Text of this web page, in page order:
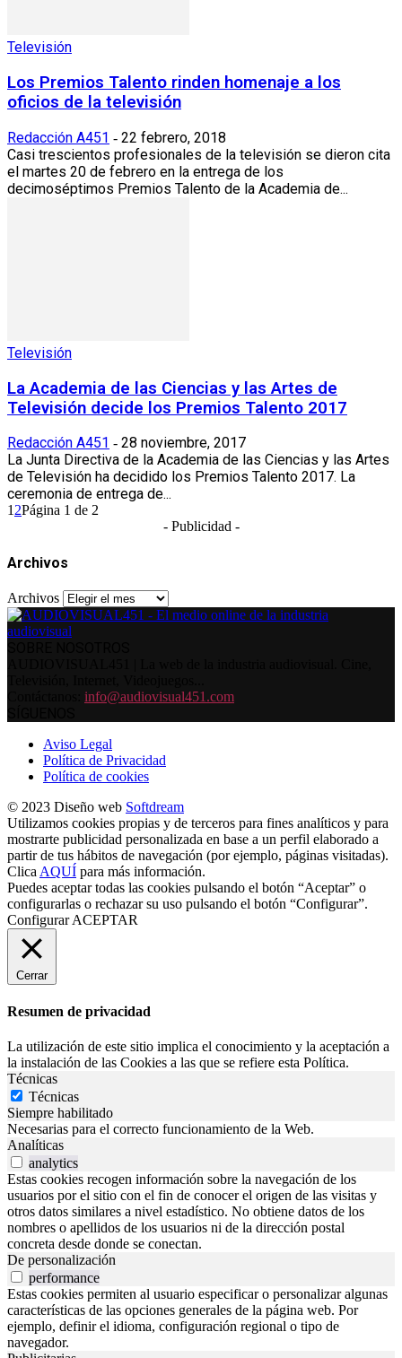
Televisión
Los Premios Talento rinden homenaje a los
oficios de la televisión
Redacción A451 - 22 febrero, 2018
Casi trescientos profesionales de la televisión se dieron cita
el martes 20 de febrero en la entrega de los
decimoséptimos Premios Talento de la Academia de...
Televisión
La Academia de las Ciencias y las Artes de
Televisión decide los Premios Talento 2017
Redacción A451 - 28 noviembre, 2017
La Junta Directiva de la Academia de las Ciencias y las Artes
de Televisión ha decidido los Premios Talento 2017. La
ceremonia de entrega de...
1 2Página 1 de 2
- Publicidad -
Archivos
Archivos
info@audiovisual451.com
Aviso Legal
Política de Privacidad
Política de cookies
© 2023 Diseño web Softdream
Utilizamos cookies propias y de terceros para fines analíticos y para
mostrarte publicidad personalizada en base a un perfil elaborado a
partir de tus hábitos de navegación (por ejemplo, páginas visitadas).
Clica AQUÍ para más información.
Puedes aceptar todas las cookies pulsando el botón “Aceptar” o
configurarlas o rechazar su uso pulsando el botón “Configurar”.
Configurar ACEPTAR
Cerrar
Resumen de privacidad
La utilización de este sitio implica el conocimiento y la aceptación a
la instalación de las Cookies a las que se refiere esta Política.
Técnicas
Técnicas
Siempre habilitado
Necesarias para el correcto funcionamiento de la Web.
Analíticas
analytics
Estas cookies recogen información sobre la navegación de los
usuarios por el sitio con el fin de conocer el origen de las visitas y
otros datos similares a nivel estadístico. No obtiene datos de los
nombres o apellidos de los usuarios ni de la dirección postal
concreta desde donde se conectan.
De personalización
performance
Estas cookies permiten al usuario especificar o personalizar algunas
características de las opciones generales de la página web. Por
ejemplo, definir el idioma, configuración regional o tipo de
navegador.